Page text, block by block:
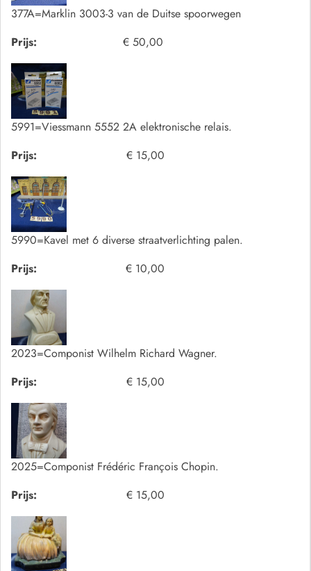
377A=Marklin 3003-3 van de Duitse spoorwegen
Prijs:
€ 50,00
5991=Viessmann 5552 2A elektronische relais.
Prijs:
€ 15,00
5990=Kavel met 6 diverse straatverlichting palen.
Prijs:
€ 10,00
2023=Componist Wilhelm Richard Wagner.
Prijs:
€ 15,00
2025=Componist Frédéric François Chopin.
Prijs:
€ 15,00